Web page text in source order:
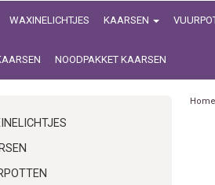
WAXINELICHTJES KAARSEN
NOODPAKKET KAARSEN
Home